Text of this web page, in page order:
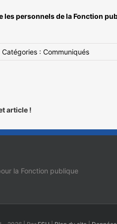
les personnels de la Fonction
Catégories : Communiqués
article !
la Fonction publique